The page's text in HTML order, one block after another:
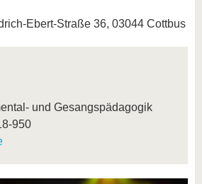
Ebert-Straße 36, 03044 Cottbus
und Gesangspädagogik
950